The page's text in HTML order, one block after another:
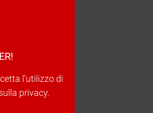
l’utilizzo di
privacy.